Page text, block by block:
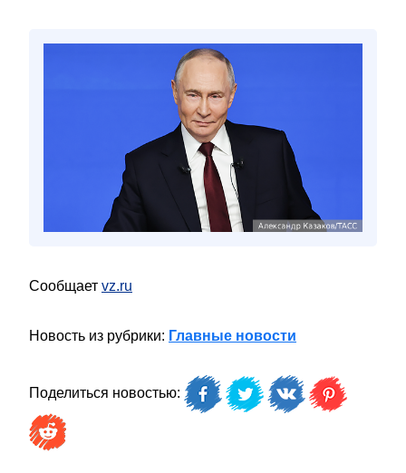
Сообщает vz.ru
Новость из рубрики: Главные новости
Поделиться новостью: